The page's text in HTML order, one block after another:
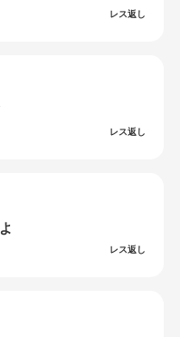
レス返し
レス返し
レス返し